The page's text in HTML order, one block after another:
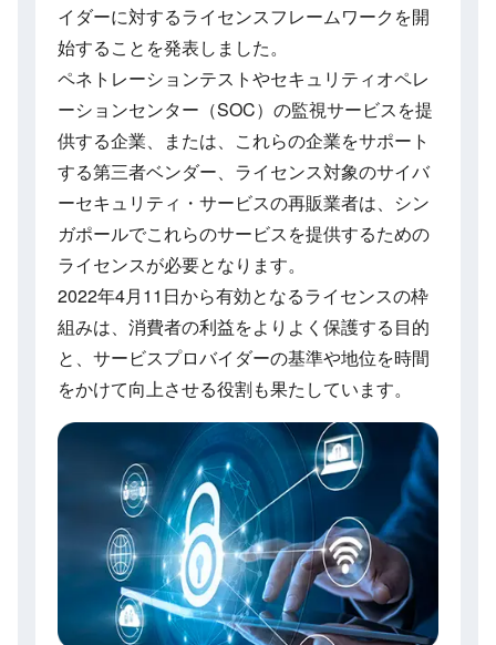
イダーに対するライセンスフレームワークを開
始することを発表しました。
ペネトレーションテストやセキュリティオペレ
ーションセンター（SOC）の監視サービスを提
供する企業、または、これらの企業をサポート
する第三者ベンダー、ライセンス対象のサイバ
ーセキュリティ・サービスの再販業者は、シン
ガポールでこれらのサービスを提供するための
ライセンスが必要となります。
2022年4月11日から有効となるライセンスの枠
組みは、消費者の利益をよりよく保護する目的
と、サービスプロバイダーの基準や地位を時間
をかけて向上させる役割も果たしています。